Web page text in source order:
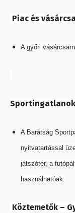
Piac és
A győri
A Barátság
nyitvatartással
játszótér, a
használhatóak.
Köztemetők –